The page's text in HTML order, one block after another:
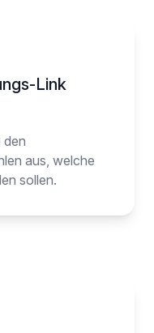
Link
den
aus, welche
sollen.